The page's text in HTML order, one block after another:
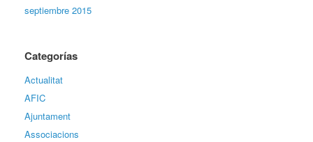
septiembre 2015
Categorías
Actualitat
AFIC
Ajuntament
Associacions